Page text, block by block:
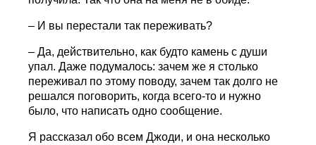
– И вы перестали так переживать?
– Да, действительно, как будто камень с души
упал. Даже подумалось: зачем же я столько
переживал по этому поводу, зачем так долго не
решался поговорить, когда всего-то и нужно
было, что написать одно сообщение.
Я рассказал обо всем Джоди, и она несколько